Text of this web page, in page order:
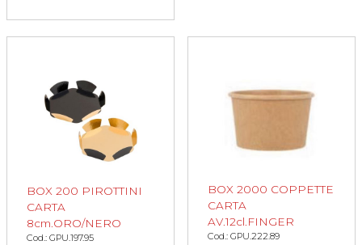
BOX 200 PIROTTINI
CARTA
8cm.ORO/NERO
Cod.: GPU.197.95
BOX 2000 COPPETTE
CARTA
AV.12cl.FINGER
Cod.: GPU.222.89